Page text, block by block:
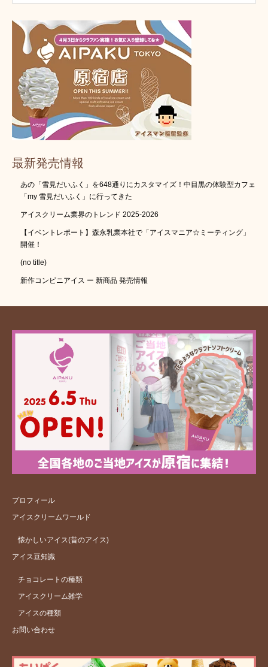
最新発売情報
あの「雪見だいふく」を648通りにカスタマイズ！中目黒の体験型カフェ
「my 雪見だいふく」に行ってきた
アイスクリーム業界のトレンド 2025-2026
【イベントレポート】森永乳業本社で「アイスマニア☆ミーティング」
開催！
(no title)
新作コンビニアイス ー 新商品 発売情報
プロフィール
アイスクリームワールド
懐かしいアイス(昔のアイス)
アイス豆知識
チョコレートの種類
アイスクリーム雑学
アイスの種類
お問い合わせ